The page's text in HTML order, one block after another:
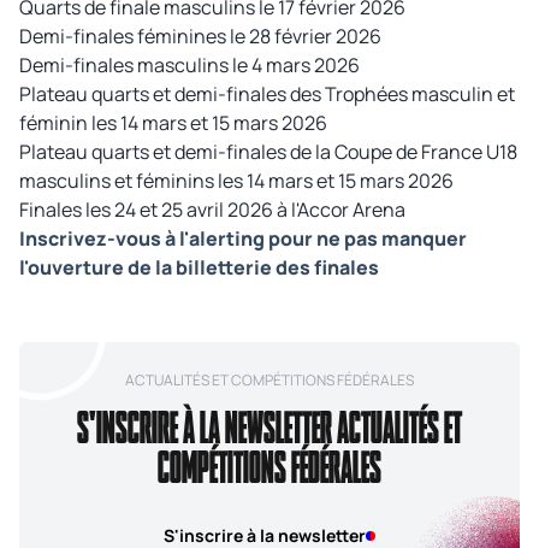
Quarts de finale masculins le 17 février 2026
Demi-finales féminines le 28 février 2026
Demi-finales masculins le 4 mars 2026
Plateau quarts et demi-finales des Trophées masculin et
féminin les 14 mars et 15 mars 2026
Plateau quarts et demi-finales de la Coupe de France U18
masculins et féminins les 14 mars et 15 mars 2026
Finales les 24 et 25 avril 2026 à l'Accor Arena
Inscrivez-vous à l'alerting pour ne pas manquer
l'ouverture de la billetterie des finales
ACTUALITÉS ET COMPÉTITIONS FÉDÉRALES
S'INSCRIRE À LA NEWSLETTER ACTUALITÉS ET
COMPÉTITIONS FÉDÉRALES
S'inscrire à la newsletter